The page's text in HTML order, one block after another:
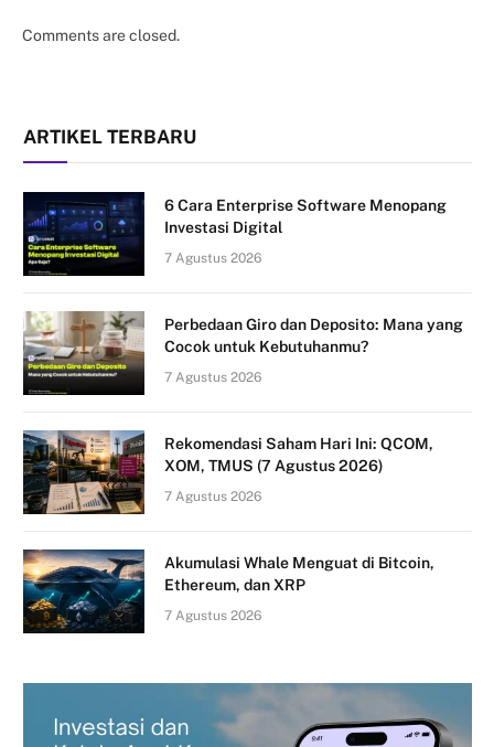
Comments are closed.
ARTIKEL TERBARU
6 Cara Enterprise Software Menopang
Investasi Digital
7 Agustus 2026
Perbedaan Giro dan Deposito: Mana yang
Cocok untuk Kebutuhanmu?
7 Agustus 2026
Rekomendasi Saham Hari Ini: QCOM,
XOM, TMUS (7 Agustus 2026)
7 Agustus 2026
Akumulasi Whale Menguat di Bitcoin,
Ethereum, dan XRP
7 Agustus 2026